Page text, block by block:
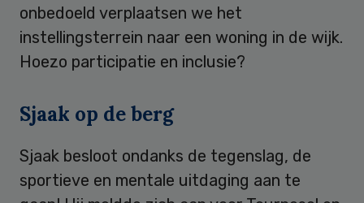
onbedoeld verplaatsen we het
instellingsterrein naar een woning in de wijk.
Hoezo participatie en inclusie?
Sjaak op de berg
Sjaak besloot ondanks de tegenslag, de
sportieve en mentale uitdaging aan te